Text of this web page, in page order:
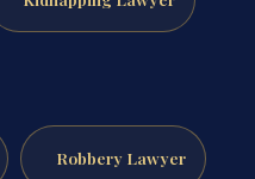
Robbery Lawyer